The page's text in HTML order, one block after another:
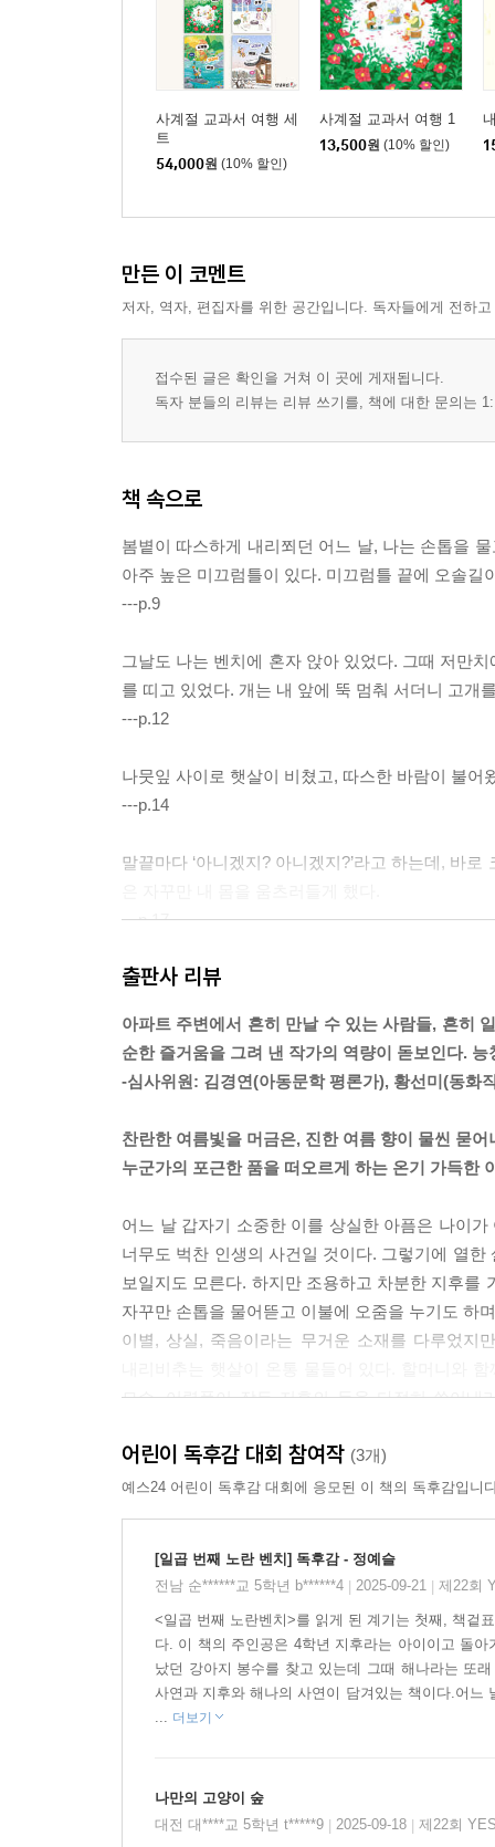
사계절 교과서 여행 세
트
54,000원 (10% 할인)
사계절 교과서 여행 1
13,500원 (10% 할인)
만든 이 코멘트
저자, 역자, 편집자를 위한 공간입니다. 독자들에게 전하
접수된 글은 확인을 거쳐 이 곳에 게재됩니다.
독자 분들의 리뷰는 리뷰 쓰기를, 책에 대한 문의는
책 속으로
봄볕이 따스하게 내리쬐던 어느 날, 나는 손톱을
아주 높은 미끄럼틀이 있다. 미끄럼틀 끝에 오솔
---p.9
그날도 나는 벤치에 혼자 앉아 있었다. 그때 저만
를 띠고 있었다. 개는 내 앞에 뚝 멈춰 서더니 고개
---p.12
나뭇잎 사이로 햇살이 비쳤고, 따스한 바람이 불
---p.14
말끝마다 ‘아니겠지? 아니겠지?’라고 하는데, 바
---p.17
우리는 벤치에 등을 기대고 앉아 다리를 까닥거
---p.44
나는 봉수를 내려다봤다. 새근새근 잠들어 있었
---p.58
제일 커다란 빵도, 그게 아무리 소시지가 세 개나
---p.61
우리는 천천히 걸었다. 누가 그러자고 말을 꺼낸
나가 먼저 와 있었다. 할아버지, 봉수, 해나, 그리
세상에는 믿을 수 없는 일들이 일어나기도 한다.
로 옆에 있기도 한다.
---p.98
할머니 노랫소리를 듣고 있으면, 세상의 모든 것
고 어느새 스르르 잠이 들었다.
---p.101
“작고 여려 보이지만, 사실, 속이 깊고 강한 아이
에 콕 하고 박혔다. 그리고 한참 동안 그 말은 내
늘어진 나뭇가지에서 다시 잎이 돋아나고, 그 사
출판사 리뷰
아파트 주변에서 흔히 만날 수 있는 사람들, 흔히
순한 즐거움을 그려 낸 작가의 역량이 돋보인다.
-심사위원: 김경연(아동문학 평론가), 황선미(동화
찬란한 여름빛을 머금은, 진한 여름 향이 물씬 묻어
누군가의 포근한 품을 떠오르게 하는 온기 가득한
어느 날 갑자기 소중한 이를 상실한 아픔은 나이
너무도 벅찬 인생의 사건일 것이다. 그렇기에 열
보일지도 모른다. 하지만 조용하고 차분한 지후를
자꾸만 손톱을 물어뜯고 이불에 오줌을 누기도 하
이별, 상실, 죽음이라는 무거운 소재를 다루었지
모습, 어렴풋이 잠든 지후의 등을 다정히 쓸어내
할머니는 걸음을 뚝 멈추고는, 눈을 감고, 천천히
계절이 한 차례 돌아, 열한 살이 된 지후는 자연
당차고 똑 부러진 친구 해나와 같은 벤치에 앉아
개 봉수와 공원 한 바퀴를 신나게 뛰어다닌다.
나간다. 누군가의 시간이 멈추었다고 해서, 그와
사랑의 기억들을 간직한 채 흘러가는 것이 우리의
모든 것이 이어져 있다는 낯선 감각의 깨달음
어린이 독후감 대회 참여작 (3개)
예스24 어린이 독후감 대회에 응모된 이 책의 독후감입니
[일곱 번째 노란 벤치] 독후감 - 정예슬
전남 순******교 5학년 b******4
2025-09-21 제22회
<일곱 번째 노란벤치>를 읽게 된 계기는 첫째, 책겉
다. 이 책의 주인공은 4학년 지후라는 아이이고 돌
났던 강아지 봉수를 찾고 있는데 그때 해나라는 또
사연과 지후와 해나의 사연이 담겨있는 책이다.어느
... 더보기
나만의 고양이 숲
대전 대****교 5학년 t*****9
2025-09-18 제22회